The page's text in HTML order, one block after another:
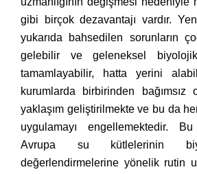
gibi birçok dezavantajı vardır.
yukarıda bahsedilen sorunların
gelebilir ve geleneksel biyolojik
tamamlayabilir, hatta yerini
kurumlarda birbirinden bağımsız
yaklaşım geliştirilmekte ve bu da
uygulamayı engellemektedir.
Avrupa su kütlelerinin
değerlendirmelerine yönelik rutin